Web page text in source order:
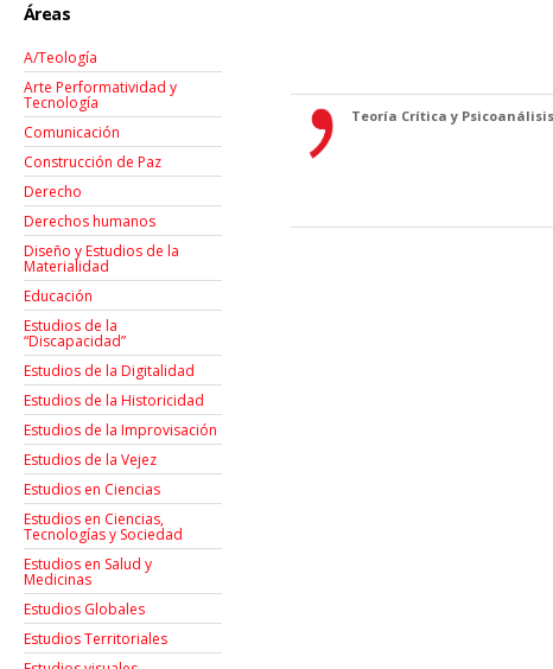
Áreas
A/Teología
Arte Performatividad y
Tecnología
Comunicación
Construcción de Paz
Derecho
Derechos humanos
Diseño y Estudios de la
Materialidad
Educación
Estudios de la
“Discapacidad”
Estudios de la Digitalidad
Estudios de la Historicidad
Estudios de la Improvisación
Estudios de la Vejez
Estudios en Ciencias
Estudios en Ciencias,
Tecnologías y Sociedad
Estudios en Salud y
Medicinas
Estudios Globales
Estudios Territoriales
Teoría Crítica y Psicoanálisis